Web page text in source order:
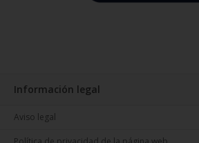
Información legal
Aviso legal